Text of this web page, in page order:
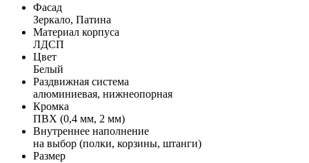
Фасад
Зеркало, Патина
Материал корпуса
ЛДСП
Цвет
Белый
Раздвижная система
алюминиевая, нижнеопорная
Кромка
ПВХ (0,4 мм, 2 мм)
Внутреннее наполнение
на выбор (полки, корзины, штанги)
Размер